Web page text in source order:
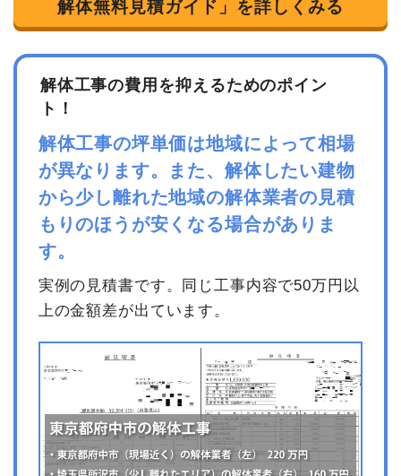
解体無料見積ガイド」を詳しくみる
解体工事の費用を抑えるためのポイン
ト！
解体工事の坪単価は地域によって相場
が異なります。また、解体したい建物
から少し離れた地域の解体業者の見積
もりのほうが安くなる場合がありま
す。
実例の見積書です。同じ工事内容で50万円以
上の金額差が出ています。